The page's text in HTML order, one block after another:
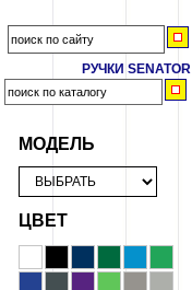
РУЧКИ SENATOR
МОДЕЛЬ
ЦВЕТ